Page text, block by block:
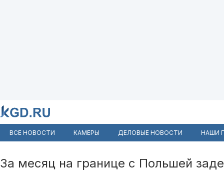
ВСЕ НОВОСТИ КАМЕРЫ ДЕЛОВЫЕ НОВОСТИ НАШИ
За месяц на границе с Польшей